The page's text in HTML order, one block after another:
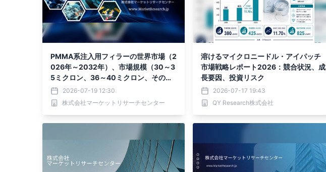
PMMA系注入用フィラーの世界市場（2
026年～2032年）、市場規模（30～3
5ミクロン、36～40ミクロン、その
他）・分析レポートを発表
2026-07-19 12:30
株式会社マーケットリサーチセンター
溶けるマイクロニードル・アイパッチ
市場戦略レポート2026：競合状況、成
長要因、投資リスク
2026-07-17 19:43
QY Research株式会社